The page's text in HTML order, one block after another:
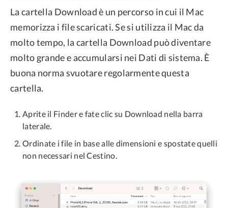
La cartella Download è un percorso in cui il Mac
memorizza i file scaricati. Se si utilizza il Mac da
molto tempo, la cartella Download può diventare
molto grande e accumularsi nei Dati di sistema. È
buona norma svuotare regolarmente questa
cartella.
Aprite il Finder e fate clic su Download nella barra
laterale.
Ordinate i file in base alle dimensioni e spostate quelli
non necessari nel Cestino.